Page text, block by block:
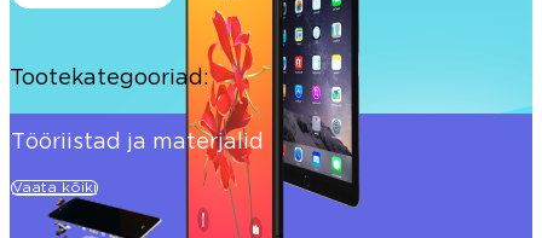
Tootekategooriad:
Tööriistad ja materjalid
Vaata kõiki